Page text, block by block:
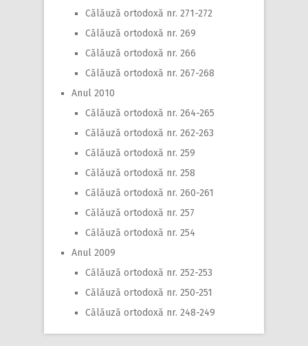
Călăuză ortodoxă nr. 271-272
Călăuză ortodoxă nr. 269
Călăuză ortodoxă nr. 266
Călăuză ortodoxă nr. 267-268
Anul 2010
Călăuză ortodoxă nr. 264-265
Călăuză ortodoxă nr. 262-263
Călăuză ortodoxă nr. 259
Călăuză ortodoxă nr. 258
Călăuză ortodoxă nr. 260-261
Călăuză ortodoxă nr. 257
Călăuză ortodoxă nr. 254
Anul 2009
Călăuză ortodoxă nr. 252-253
Călăuză ortodoxă nr. 250-251
Călăuză ortodoxă nr. 248-249